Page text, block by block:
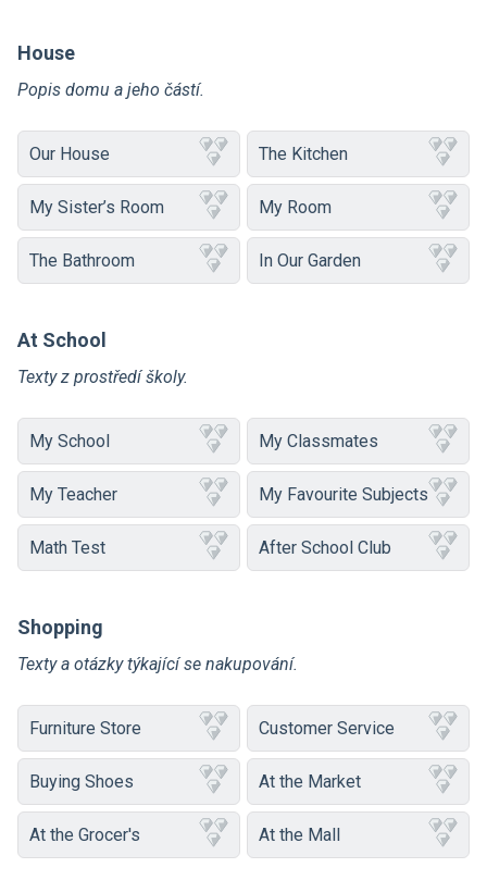
House
Popis domu a jeho částí.
Our House The Kitchen
My Sister’s Room My Room
The Bathroom In Our Garden
At School
Texty z prostředí školy.
My School My Classmates
My Teacher My Favourite Subjects
Math Test After School Club
Shopping
Texty a otázky týkající se nakupování.
Furniture Store Customer Service
Buying Shoes At the Market
At the Grocer's At the Mall